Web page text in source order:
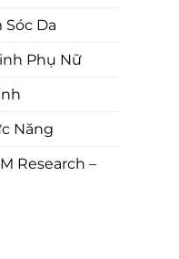
Sóc Da
Phụ Nữ
Năng
Research –